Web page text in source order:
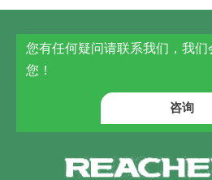
您有任何疑问请联系我们，我们
您！
咨询